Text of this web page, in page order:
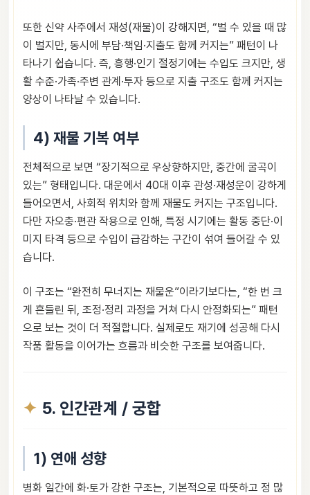
또한 신약 사주에서 재성(재물)이 강해지면, “벌 수 있을 때 많
이 벌지만, 동시에 부담·책임·지출도 함께 커지는” 패턴이 나
타나기 쉽습니다. 즉, 흥행·인기 절정기에는 수입도 크지만, 생
활 수준·가족·주변 관계·투자 등으로 지출 구조도 함께 커지는
양상이 나타날 수 있습니다.
4) 재물 기복 여부
전체적으로 보면 “장기적으로 우상향하지만, 중간에 굴곡이
있는” 형태입니다. 대운에서 40대 이후 관성·재성운이 강하게
들어오면서, 사회적 위치와 함께 재물도 커지는 구조입니다.
다만 자오충·편관 작용으로 인해, 특정 시기에는 활동 중단·이
미지 타격 등으로 수입이 급감하는 구간이 섞여 들어갈 수 있
습니다.
이 구조는 “완전히 무너지는 재물운”이라기보다는, “한 번 크
게 흔들린 뒤, 조정·정리 과정을 거쳐 다시 안정화되는” 패턴
으로 보는 것이 더 적절합니다. 실제로도 재기에 성공해 다시
작품 활동을 이어가는 흐름과 비슷한 구조를 보여줍니다.
5. 인간관계 / 궁합
1) 연애 성향
병화 일간에 화·토가 강한 구조는, 기본적으로 따뜻하고 정 많